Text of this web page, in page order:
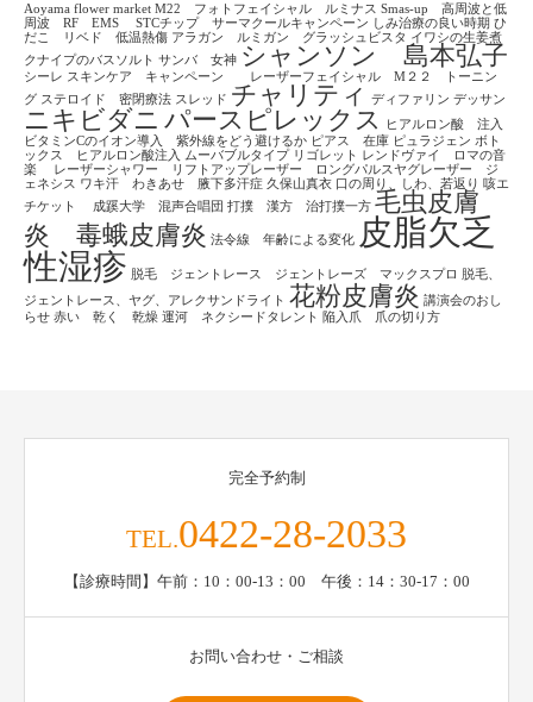
Aoyama flower market M22 フォトフェイシャル ルミナス Smas-up 高周波と低
周波 RF EMS
STCチップ サーマクールキャンペーン しみ治療の良い時期 ひ
だこ リベド 低温熱傷 アラガン ルミガン グラッシュビスタ イワシの生姜煮
クナイプのバスソルト サンバ 女神 シャンソン 島本弘子
シーレ スキンケア キャンペーン レーザーフェイシャル M２２ トーニン
グ ステロイド 密閉療法 スレッド チャリティ ディファリン デッサン
ニキビダニ パースピレックス
ヒアルロン酸 注入
ビタミンCのイオン導入 紫外線をどう避けるか ピアス 在庫 ピュラジェン ボト
ックス ヒアルロン酸注入
ムーバブルタイプ リゴレット レンドヴァイ ロマの音
楽
レーザーシャワー リフトアップレーザー ロングパルスヤグレーザー ジ
ェネシス ワキ汗 わきあせ 腋下多汗症 久保山真衣 口の周り、しわ、若返り 咳エ
チケット
成蹊大学 混声合唱団 打撲 漢方 治打撲一方 毛虫皮膚
炎 毒蛾皮膚炎 法令線 年齢による変化
皮脂欠乏
性湿疹 脱毛 ジェントレース ジェントレーズ マックスプロ
脱毛、
ジェントレース、ヤグ、アレクサンドライト 花粉皮膚炎 講演会のおし
らせ 赤い 乾く 乾燥 運河 ネクシードタレント 陥入爪 爪の切り方
完全予約制
TEL.0422-28-2033
【診療時間】午前：10：00-13：00 午後：14：30-17：00
お問い合わせ・ご相談